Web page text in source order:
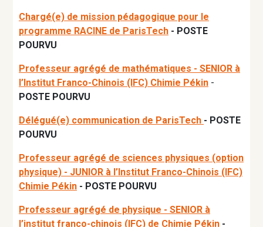
Chargé(e) de mission pédagogique pour le
programme RACINE de ParisTech - POSTE
POURVU
Professeur agrégé de mathématiques - SENIOR à
l’Institut Franco-Chinois (IFC) Chimie Pékin -
POSTE POURVU
Délégué(e) communication de ParisTech - POSTE
POURVU
Professeur agrégé de sciences physiques (option
physique) - JUNIOR à l’Institut Franco-Chinois (IFC)
Chimie Pékin - POSTE POURVU
Professeur agrégé de physique - SENIOR à
l’institut franco-chinois (IFC) de Chimie Pékin -